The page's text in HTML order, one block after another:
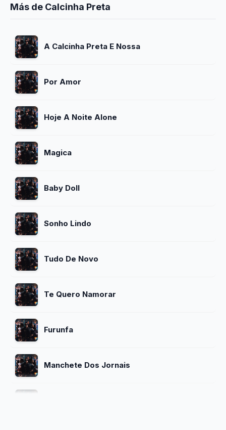
Más de Calcinha Preta
A Calcinha Preta E Nossa
Por Amor
Hoje A Noite Alone
Magica
Baby Doll
Sonho Lindo
Tudo De Novo
Te Quero Namorar
Furunfa
Manchete Dos Jornais